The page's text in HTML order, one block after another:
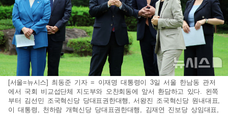
[서울=뉴시스] 최동준 기자 = 이재명 대통령이 3일 서울 한남동 관저
에서 국회 비교섭단체 지도부와 오찬회동에 앞서 환담하고 있다. 왼쪽
부터 김선민 조국혁신당 당대표권한대행, 서왕진 조국혁신당 원내대표,
이 대통령, 천하람 개혁신당 당대표권한대행, 김재연 진보당 상임대표,